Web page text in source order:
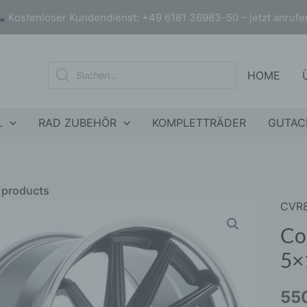
Kostenloser Kundendienst: +49 6181 36983-50 – jetzt
Products
search
HOME
RAD ZUBEHÖR KOMPLETTRÄDER
products
ET45